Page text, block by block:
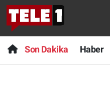
Son Dakika Haber
Anında Manşet
Başka Sohbetler
Son Dakika
Haber
Nöbetçi Eczaneler
Hava Durumu